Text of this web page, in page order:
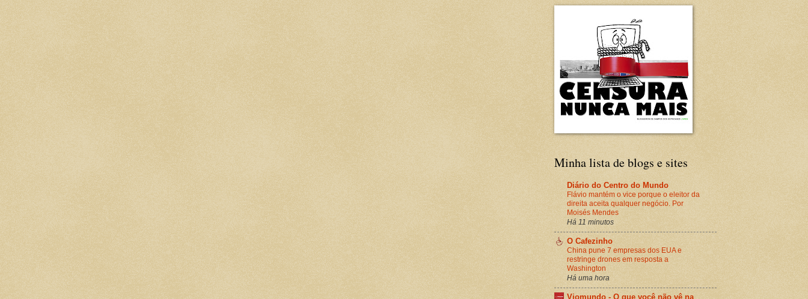
Minha lista de blogs e sites
Diário do Centro do Mundo
Flávio mantém o vice porque o eleitor da
direita aceita qualquer negócio. Por
Moisés Mendes
Há 11 minutos
O Cafezinho
China pune 7 empresas dos EUA e
restringe drones em resposta a
Washington
Há uma hora
Viomundo - O que você não vê na